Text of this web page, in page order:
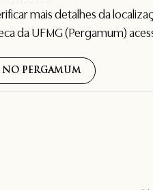
mais detalhes da
da UFMG (Pergamum)
NO PERGAMUM